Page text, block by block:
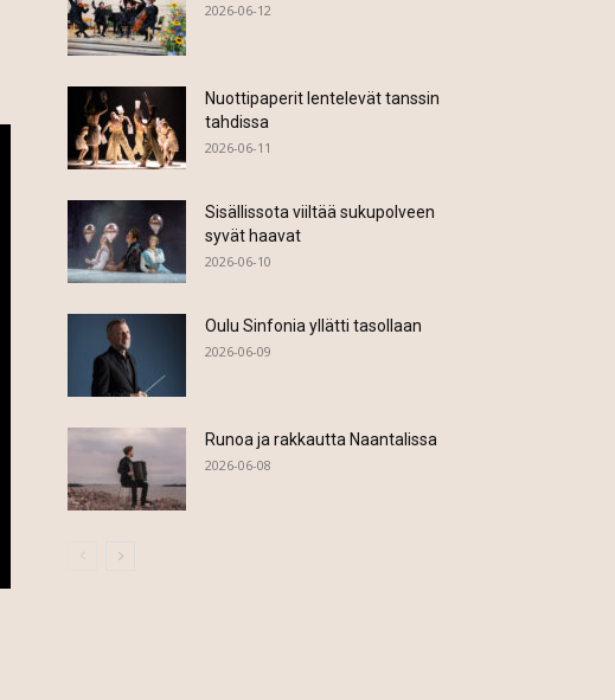
2026-06-12
Nuottipaperit lentelevät tanssin
tahdissa
2026-06-11
Sisällissota viiltää sukupolveen
syvät haavat
2026-06-10
Oulu Sinfonia yllätti tasollaan
2026-06-09
Runoa ja rakkautta Naantalissa
2026-06-08